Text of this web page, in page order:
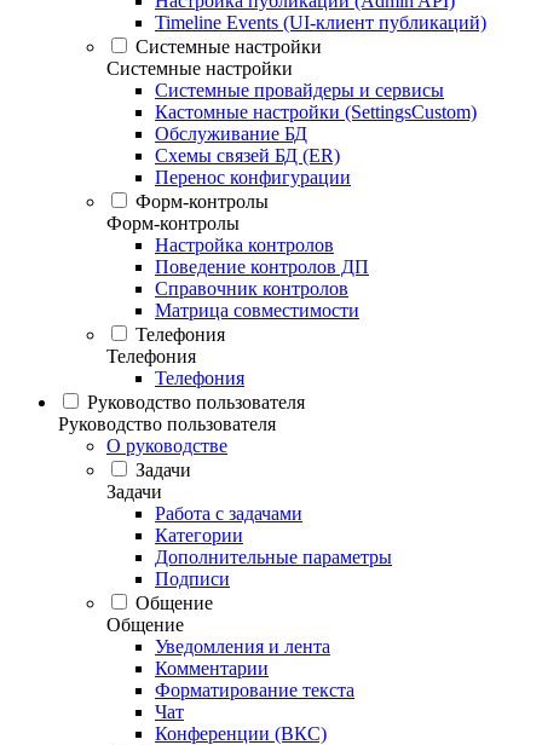
Timeline Events (UI-клиент публикаций)
Системные настройки
Системные настройки
Системные провайдеры и сервисы
Кастомные настройки (SettingsCustom)
Обслуживание БД
Схемы связей БД (ER)
Перенос конфигурации
Форм-контролы
Форм-контролы
Настройка контролов
Поведение контролов ДП
Справочник контролов
Матрица совместимости
Телефония
Телефония
Телефония
Руководство пользователя
Руководство пользователя
О руководстве
Задачи
Задачи
Работа с задачами
Категории
Дополнительные параметры
Подписи
Общение
Общение
Уведомления и лента
Комментарии
Форматирование текста
Чат
Конференции (ВКС)